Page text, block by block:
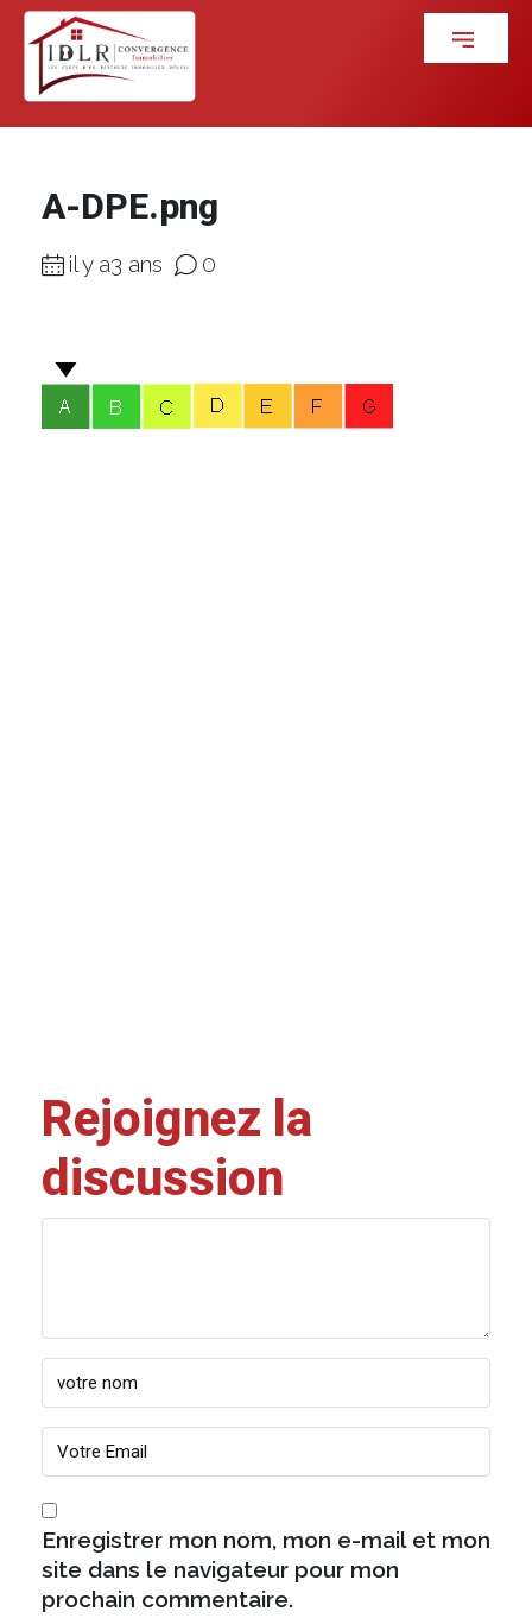
A-DPE.png
il y a3 ans 0
Rejoignez la
discussion
Enregistrer mon nom, mon e-mail et mon
site dans le navigateur pour mon
prochain commentaire.